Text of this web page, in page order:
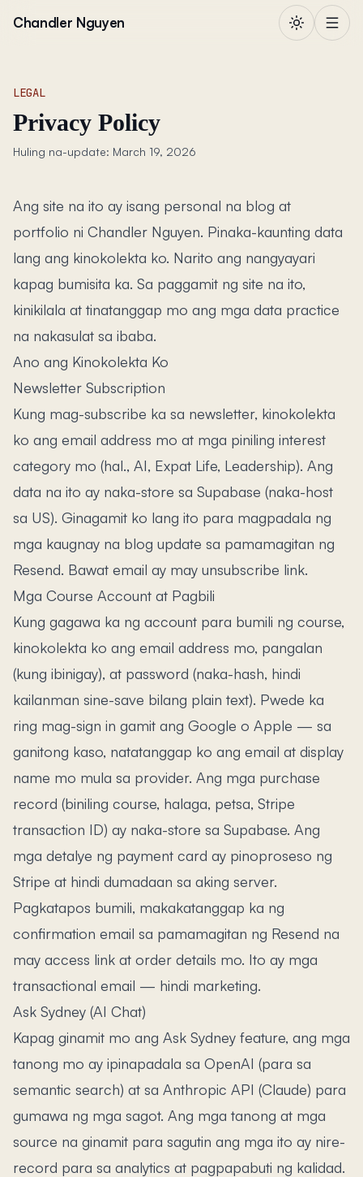
Chandler Nguyen
LEGAL
Privacy Policy
Huling na-update: March 19, 2026
Ang site na ito ay isang personal na blog at
portfolio ni Chandler Nguyen. Pinaka-kaunting data
lang ang kinokolekta ko. Narito ang nangyayari
kapag bumisita ka. Sa paggamit ng site na ito,
kinikilala at tinatanggap mo ang mga data practice
na nakasulat sa ibaba.
Ano ang Kinokolekta Ko
Newsletter Subscription
Kung mag-subscribe ka sa newsletter, kinokolekta
ko ang email address mo at mga piniling interest
category mo (hal., AI, Expat Life, Leadership). Ang
data na ito ay naka-store sa Supabase (naka-host
sa US). Ginagamit ko lang ito para magpadala ng
mga kaugnay na blog update sa pamamagitan ng
Resend. Bawat email ay may unsubscribe link.
Mga Course Account at Pagbili
Kung gagawa ka ng account para bumili ng course,
kinokolekta ko ang email address mo, pangalan
(kung ibinigay), at password (naka-hash, hindi
kailanman sine-save bilang plain text). Pwede ka
ring mag-sign in gamit ang Google o Apple — sa
ganitong kaso, natatanggap ko ang email at display
name mo mula sa provider. Ang mga purchase
record (biniling course, halaga, petsa, Stripe
transaction ID) ay naka-store sa Supabase. Ang
mga detalye ng payment card ay pinoproseso ng
Stripe at hindi dumadaan sa aking server.
Pagkatapos bumili, makakatanggap ka ng
confirmation email sa pamamagitan ng Resend na
may access link at order details mo. Ito ay mga
transactional email — hindi marketing.
Ask Sydney (AI Chat)
Kapag ginamit mo ang Ask Sydney feature, ang mga
tanong mo ay ipinapadala sa OpenAI (para sa
semantic search) at sa Anthropic API (Claude) para
gumawa ng mga sagot. Ang mga tanong at mga
source na ginamit para sagutin ang mga ito ay nire-
record para sa analytics at pagpapabuti ng kalidad.